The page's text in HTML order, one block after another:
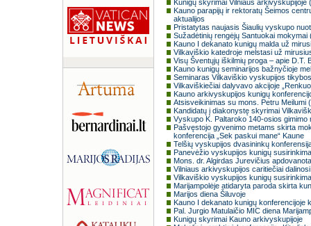
Kunigų skyrimai Vilniaus arkivyskupijoje
Kauno parapijų ir rektoratų Šeimos
aktualijos
Pristatytas naujasis Šiaulių vyskupo
Sužadėtinių rengėjų Santuokai
Kauno I dekanato kunigų malda už
Vilkaviškio katedroje melstasi už
Visų Šventųjų iškilmių proga – apie D.T.
Kauno kunigų seminarijos bažnyčioje
Seminaras Vilkaviškio vyskupijos
Vilkaviškiečiai dalyvavo akcijoje
Kauno arkivyskupijos kunigų
Atsisveikinimas su mons. Petru Meilumi
Kandidatų į diakonystę skyrimai
Vyskupo K. Paltaroko 140-osios gimimo
Pašvęstojo gyvenimo metams skirta
konferencija „Sek paskui mane“ Kaune
Telšių vyskupijos dvasininkų
Panevėžio vyskupijos kunigų
Mons. dr. Algirdas Jurevičius
Vilniaus arkivyskupijos caritiečiai
Vilkaviškio vyskupijos kunigų
Marijampolėje atidaryta paroda skirta
Marijos diena Šiluvoje
Kauno I dekanato kunigų konferencijoje
Pal. Jurgio Matulaičio MIC diena
Kunigų skyrimai Kauno arkivyskupijoje